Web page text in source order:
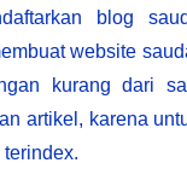
blog
website
kurang dari
artikel, karena